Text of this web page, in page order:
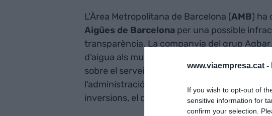
www.viaempresa.cat -
If you wish to opt-out of
sensitive information for
confirm your selection.
L'Àrea Metropolitana de Barcelona (AMB) ha
Aigües de Barcelona per una possible
transparència. La companyia del grup
d'aigua als municipis de l'àrea
sobre el servei de gestió de l'aigua i hauria
l'administració entre el 2016 i 2018, on
inversions, el detall de les tarifes i els sous